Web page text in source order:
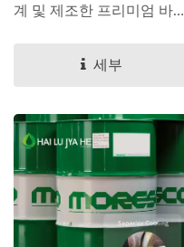
계 및 제조한 프리미엄 바이
세부